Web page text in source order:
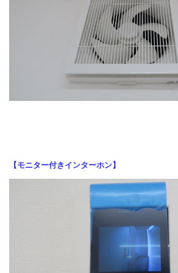
【モニター付きインターホン】